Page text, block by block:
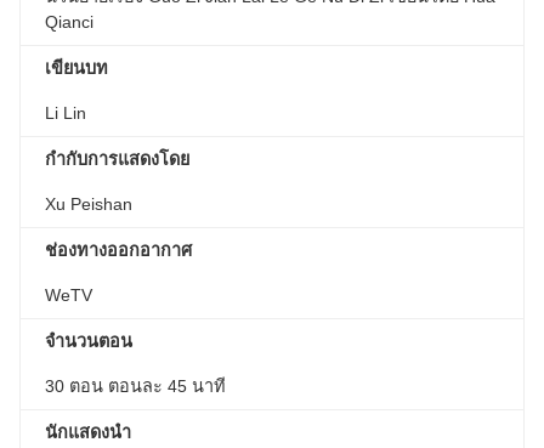
Qianci
เขียนบท
Li Lin
กำกับการแสดงโดย
Xu Peishan
ช่องทางออกอากาศ
WeTV
จำนวนตอน
30 ตอน ตอนละ 45 นาที
นักแสดงนำ